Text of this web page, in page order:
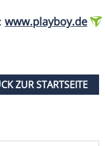
www.playboy.de
ZUR STARTSEITE